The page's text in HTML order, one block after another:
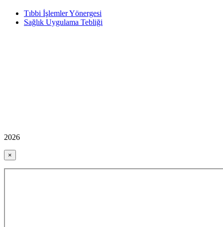
Tıbbi İşlemler Yönergesi
Sağlık Uygulama Tebliği
2026
×